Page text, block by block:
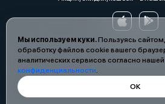
Мы используем куки.Пользуясь
обработку файлов cookie вашего
аналитических сервисов согласно нашей
конфиденциальности.
ОК